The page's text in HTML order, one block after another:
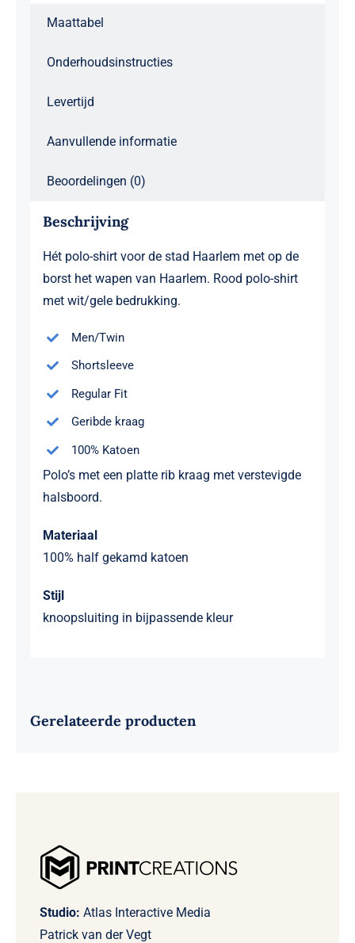
Maattabel
Onderhoudsinstructies
Levertijd
Aanvullende informatie
Beoordelingen (0)
Beschrijving
Hét polo-shirt voor de stad Haarlem met op de
borst het wapen van Haarlem. Rood polo-shirt
met wit/gele bedrukking.
Men/Twin
Shortsleeve
Regular Fit
Geribde kraag
100% Katoen
Polo’s met een platte rib kraag met verstevigde
halsboord.
Materiaal
100% half gekamd katoen
Stijl
knoopsluiting in bijpassende kleur
Gerelateerde producten
Studio: Atlas Interactive Media
Patrick van der Vegt